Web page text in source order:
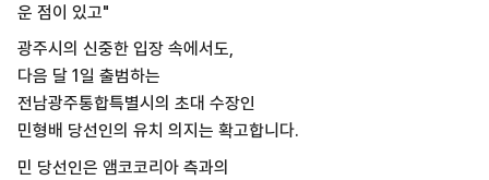
운 점이 있고"
광주시의 신중한 입장 속에서도,
다음 달 1일 출범하는
전남광주통합특별시의 초대 수장인
민형배 당선인의 유치 의지는 확고합니다.
민 당선인은 앰코코리아 측과의